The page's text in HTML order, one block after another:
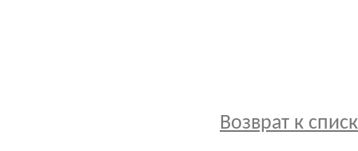
Возврат к